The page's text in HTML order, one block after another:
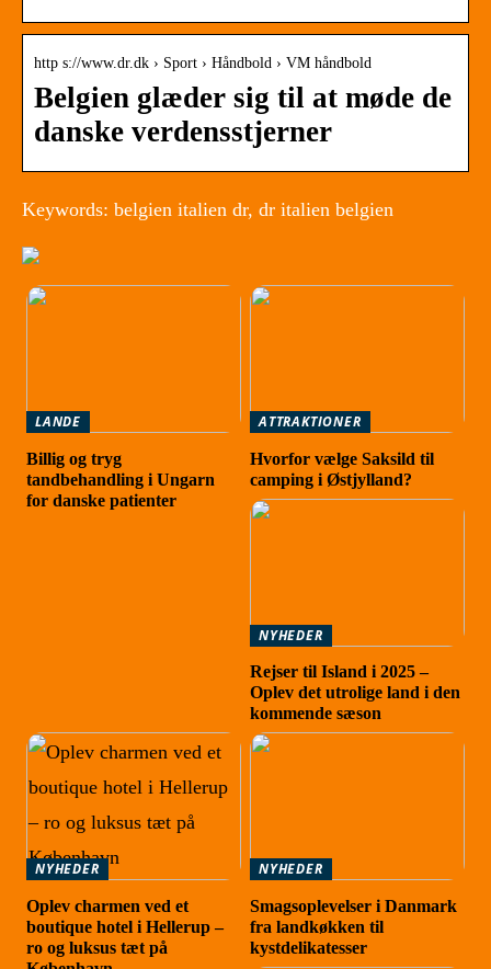
http s://www.dr.dk › Sport › Håndbold › VM håndbold
Belgien glæder sig til at møde de
danske verdensstjerner
Keywords: belgien italien dr, dr italien belgien
LANDE
Billig og tryg
tandbehandling i Ungarn
for danske patienter
ATTRAKTIONER
Hvorfor vælge Saksild til
camping i Østjylland?
NYHEDER
Rejser til Island i 2025 –
Oplev det utrolige land i den
kommende sæson
NYHEDER
Oplev charmen ved et
boutique hotel i Hellerup –
ro og luksus tæt på
NYHEDER
Smagsoplevelser i Danmark
fra landkøkken til
kystdelikatesser